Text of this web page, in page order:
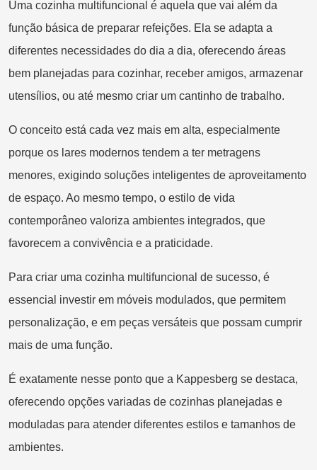
Uma cozinha multifuncional é aquela que vai além da
função básica de preparar refeições. Ela se adapta a
diferentes necessidades do dia a dia, oferecendo áreas
bem planejadas para cozinhar, receber amigos, armazenar
utensílios, ou até mesmo criar um cantinho de trabalho.
O conceito está cada vez mais em alta, especialmente
porque os lares modernos tendem a ter metragens
menores, exigindo soluções inteligentes de aproveitamento
de espaço. Ao mesmo tempo, o estilo de vida
contemporâneo valoriza ambientes integrados, que
favorecem a convivência e a praticidade.
Para criar uma cozinha multifuncional de sucesso, é
essencial investir em móveis modulados, que permitem
personalização, e em peças versáteis que possam cumprir
mais de uma função.
É exatamente nesse ponto que a Kappesberg se destaca,
oferecendo opções variadas de cozinhas planejadas e
moduladas para atender diferentes estilos e tamanhos de
ambientes.